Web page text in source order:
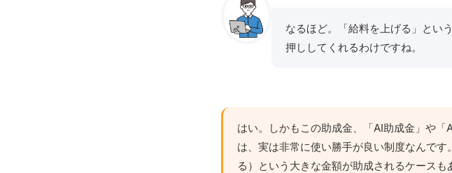
なるほど。「給料を上げる」とい
押ししてくれるわけですね。
はい。しかもこの助成金、「AI助成金」や
は、実は非常に使い勝手が良い制度なんで
る）という大きな金額が助成されるケース